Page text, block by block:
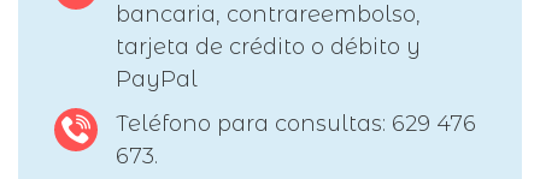
bancaria, contrareembolso,
tarjeta de crédito o débito y
PayPal
Teléfono para consultas: 629 476
673.